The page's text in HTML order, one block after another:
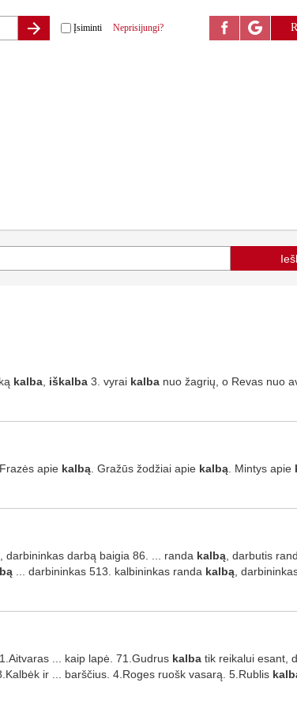
Įsiminti Neprisijungi?
kalba, iškalba3. vyrai kalbanuo žagrių, o Revas nuo
apie kalbą. Gražūs žodžiai apie kalbą. Mintys apie
, darbininkas darbą baigia 86. ... randa kalbą, darbutis
... darbininkas 513. kalbininkas randa kalbą,
... kaip lapė. 71.Gudrus kalbatik reikalui esant,
ir ... barščius. 4.Roges ruošk vasarą. 5.Rublis